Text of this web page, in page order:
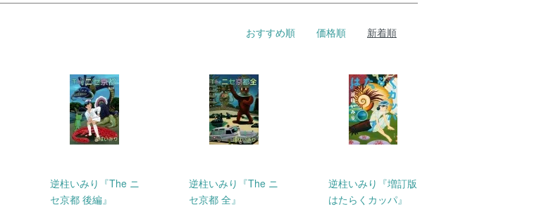
おすすめ順 価格順 新着順
逆柱いみり『The ニ
セ京都 後編』
逆柱いみり『The ニ
セ京都 全』
逆柱いみり『増訂版
はたらくカッパ』